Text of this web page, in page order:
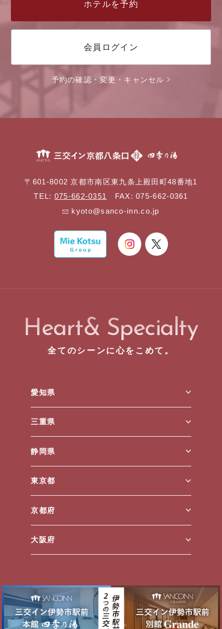
ホテルを予約
会員ログイン
予約の確認・変更・キャンセル
〒601-8002 京都市南区東九条上殿田町48番地1
TEL: 075-662-0351
FAX: 075-662-0361
kyoto@sanco-inn.co.jp
Heart& Specialty
全てのシーンに心をこめて。
愛知県
三重県
静岡県
東京都
京都府
大阪府